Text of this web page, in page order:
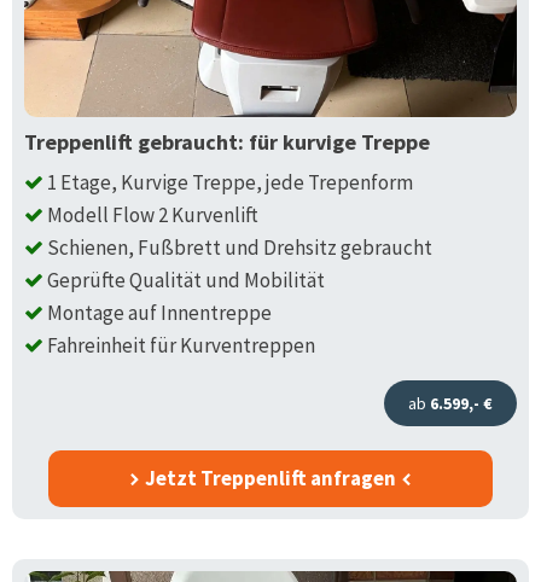
Treppenlift gebraucht: für kurvige Treppe
1 Etage, Kurvige Treppe, jede Trepenform
Modell Flow 2 Kurvenlift
Schienen, Fußbrett und Drehsitz gebraucht
Geprüfte Qualität und Mobilität
Montage auf Innentreppe
Fahreinheit für Kurventreppen
ab 6.599,- €
Jetzt Treppenlift anfragen